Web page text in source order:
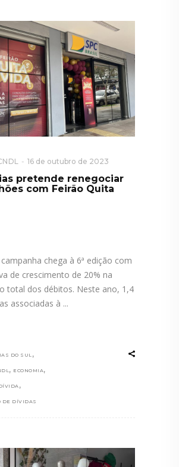
16 de outubro de 2023
pretende renegociar
com Feirão Quita
chega à 6ª edição com
de crescimento de 20% na
total dos débitos. Neste ano, 1,4
associadas à
DO SUL ,
, ECONOMIA,
,
DE DÍVIDAS